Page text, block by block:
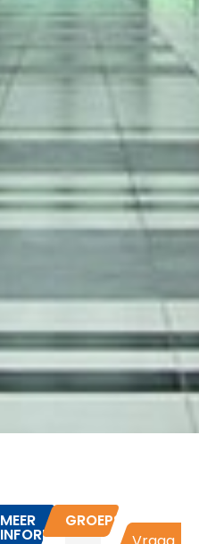
MEER
INFORMATIE
GROEPSPRIJZEN